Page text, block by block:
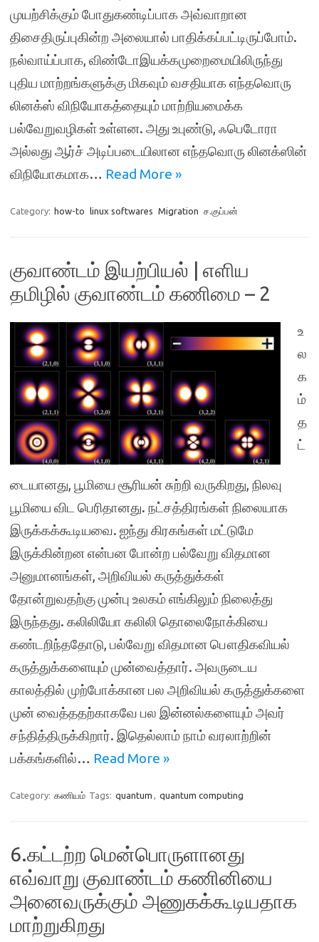
முயற்சிக்கும் போதுகண்டிப்பாக அவ்வாறான
திசைதிருப்புகின்ற அலையால் பாதிக்கப்பட்டிருப்போம்.
நல்வாய்ப்பாக, விண்டோஇயக்கமுறைமையிலிருந்து
புதிய மாற்றங்களுக்கு மிகவும் வசதியாக எந்தவொரு
லினக்ஸ் விநியோகத்தையும் மாற்றியமைக்க
பல்வேறுவழிகள் உள்ளன. அது உபுண்டு, ஃபெடோரா
அல்லது ஆர்ச் அடிப்படையிலான எந்தவொரு லினக்ஸின்
விநியோகமாக… Read More »
Category: how-to linux softwares Migration ச.குப்பன்
குவாண்டம் இயற்பியல் | எளிய
தமிழில் குவாண்டம் கணிமை – 2
உ
ல
க
ம்
த
ட்
டையானது, பூமியை சூரியன் சுற்றி வருகிறது, நிலவு
பூமியை விட பெரிதானது. நட்சத்திரங்கள் நிலையாக
இருக்கக்கூடியவை. ஐந்து கிரகங்கள் மட்டுமே
இருக்கின்றன என்பன போன்ற பல்வேறு விதமான
அனுமானங்கள், அறிவியல் கருத்துக்கள்
தோன்றுவதற்கு முன்பு உலகம் எங்கிலும் நிலைத்து
இருந்தது. கலிலியோ கலிலி தொலைநோக்கியை
கண்டறிந்ததோடு, பல்வேறு விதமான பௌதிகவியல்
கருத்துக்களையும் முன்வைத்தார். அவருடைய
காலத்தில் முற்போக்கான பல அறிவியல் கருத்துக்களை
முன் வைத்ததற்காகவே பல இன்னல்களையும் அவர்
சந்தித்திருக்கிறார். இதெல்லாம் நாம் வரலாற்றின்
பக்கங்களில்… Read More »
Category: கணியம் Tags: quantum , quantum computing
6.கட்டற்ற மென்பொருளானது
எவ்வாறு குவாண்டம் கணினியை
அனைவருக்கும் அணுகக்கூடியதாக
மாற்றுகிறது